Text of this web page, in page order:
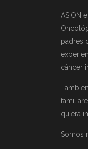
ASION
padres
cáncer
quiera
Somos